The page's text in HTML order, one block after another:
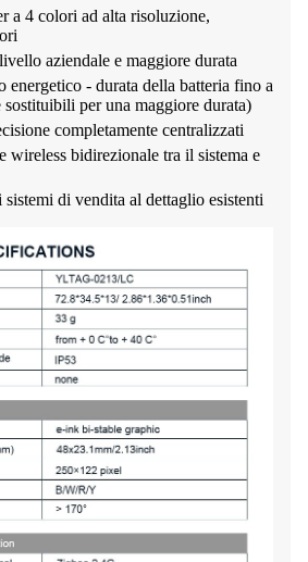
a 4 colori ad alta risoluzione,
aziendale e maggiore durata
energetico - durata della batteria fino a
sostituibili per una maggiore durata)
completamente centralizzati
wireless bidirezionale tra il sistema e
sistemi di vendita al dettaglio esistenti